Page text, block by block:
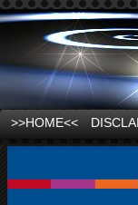
>>HOME<<